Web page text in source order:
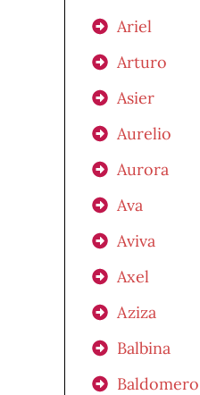
Ariel
Arturo
Asier
Aurelio
Aurora
Ava
Aviva
Axel
Aziza
Balbina
Baldomero